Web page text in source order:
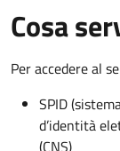
Cosa
Per accedere al
SPID
d’identità
(CNS)